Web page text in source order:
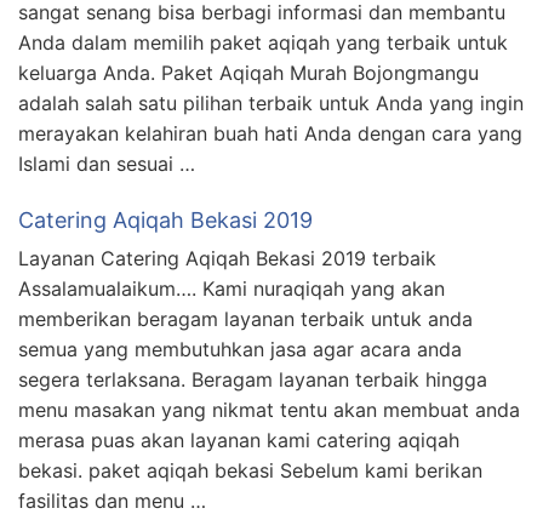
sangat senang bisa berbagi informasi dan membantu
Anda dalam memilih paket aqiqah yang terbaik untuk
keluarga Anda. Paket Aqiqah Murah Bojongmangu
adalah salah satu pilihan terbaik untuk Anda yang ingin
merayakan kelahiran buah hati Anda dengan cara yang
Islami dan sesuai …
Catering Aqiqah Bekasi 2019
Layanan Catering Aqiqah Bekasi 2019 terbaik
Assalamualaikum…. Kami nuraqiqah yang akan
memberikan beragam layanan terbaik untuk anda
semua yang membutuhkan jasa agar acara anda
segera terlaksana. Beragam layanan terbaik hingga
menu masakan yang nikmat tentu akan membuat anda
merasa puas akan layanan kami catering aqiqah
bekasi. paket aqiqah bekasi Sebelum kami berikan
fasilitas dan menu …